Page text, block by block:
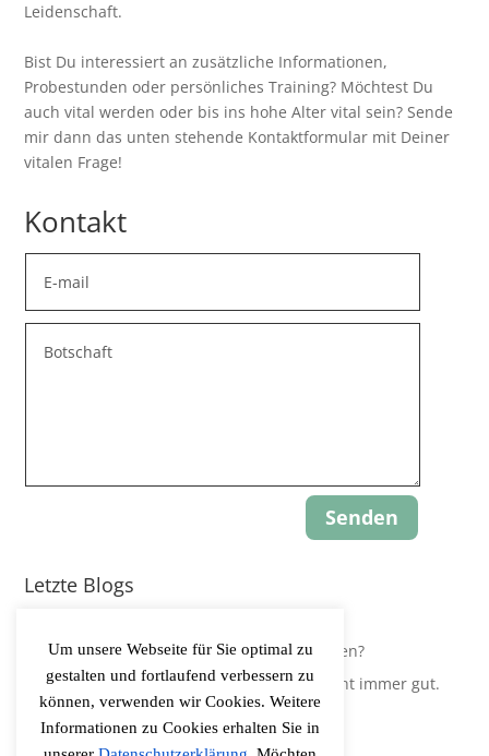
Leidenschaft.
Bist Du interessiert an zusätzliche Informationen,
Probestunden oder persönliches Training? Möchtest Du
auch vital werden oder bis ins hohe Alter vital sein? Sende
mir dann das unten stehende Kontaktformular mit Deiner
vitalen Frage!
Kontakt
Senden
Letzte Blogs
Leidest Du an Hypokapnie, ohne es zu wissen?
Der Körper regelt Sauerstoffversorgung nicht immer gut.
Um unsere Webseite für Sie optimal zu
gestalten und fortlaufend verbessern zu
können, verwenden wir Cookies. Weitere
Informationen zu Cookies erhalten Sie in